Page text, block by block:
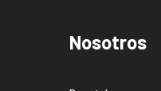
Nosotros